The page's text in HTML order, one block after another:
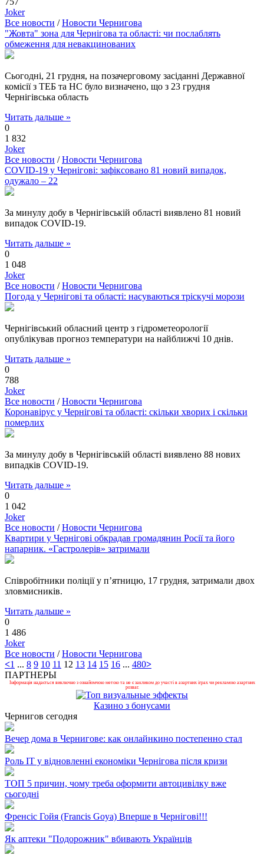
Joker
Все новости /Новости Чернигова
"Жовта" зона для Чернігова та області: чи послаблять
обмеження для невакцинованих
Сьогодні, 21 грудня, на позачерговому засіданні Державної
комісії з ТЕБ та НС було визначено, що з 23 грудня
Чернігівська область
Читать дальше »
0
1 832
Joker
Все новости /Новости Чернигова
COVID-19 у Чернігові: зафіксовано 81 новий випадок,
одужало – 22
За минулу добу в Чернігівській області виявлено 81 новий
випадок COVID-19.
Читать дальше »
0
1 048
Joker
Все новости /Новости Чернигова
Погода у Чернігові та області: насуваються тріскучі морози
Чернігівський обласний центр з гідрометеорології
опублікував прогноз температури на найближчі 10 днів.
Читать дальше »
0
788
Joker
Все новости /Новости Чернигова
Коронавірус у Чернігові та області: скільки хворих і скільки
померлих
За минулу добу в Чернігівській області виявлено 88 нових
випадків COVID-19.
Читать дальше »
0
1 042
Joker
Все новости /Новости Чернигова
Квартири у Чернігові обкрадав громадянин Росії та його
напарник. «Гастролерів» затримали
Співробітники поліції у п’ятницю, 17 грудня, затримали двох
зловмисників.
Читать дальше »
0
1 486
Joker
Все новости /Новости Чернигова
<1 ... 8 9 10 11 12 13 14 15 16 ... 480>
ПАРТНЕРЫ
Інформація надається виключно з ознайомчою метою та не є закликом до участі в азартних іграх чи рекламою азартних
розваг.
Казино з бонусами
Чернигов сегодня
Вечер дома в Чернигове: как онлайнкино постепенно стал
Роль ІТ у відновленні економіки Чернігова після кризи
ТОП 5 причин, чому треба оформити автоцивілку вже
сьогодні
Френсіс Гойя (Francis Goya) Вперше в Чернігові!!!
Як аптеки "Подорожник" вбивають Українців